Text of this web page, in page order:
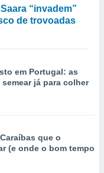
“invadem”
de trovoadas
em Portugal: as
já para colher
que o
(e onde o bom tempo